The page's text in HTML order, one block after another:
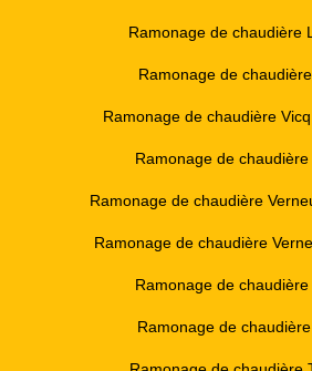
Ramonage de chaudière
Ramonage de
Ramonage de chaudière
Ramonage de chaudière
Ramonage de chaudière
Ramonage de chaudière
Ramonage de chaudière
Ramonage de